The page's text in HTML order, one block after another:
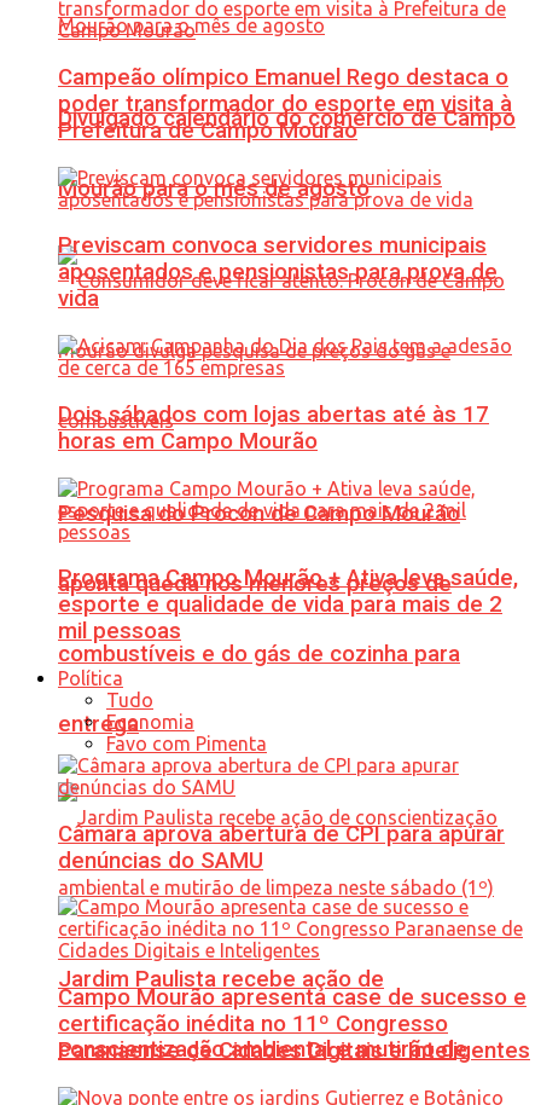
Divulgado calendário do comércio de Campo
Mourão para o mês de agosto
Pesquisa do Procon de Campo Mourão
aponta queda nos menores preços de
combustíveis e do gás de cozinha para
entrega
Jardim Paulista recebe ação de
conscientização ambiental e mutirão de
Campeão olímpico Emanuel Rego destaca o
poder transformador do esporte em visita à
Prefeitura de Campo Mourão
Previscam convoca servidores municipais
aposentados e pensionistas para prova de
vida
Dois sábados com lojas abertas até às 17
horas em Campo Mourão
Programa Campo Mourão + Ativa leva saúde,
esporte e qualidade de vida para mais de 2
mil pessoas
Política
Tudo
Economia
Favo com Pimenta
Câmara aprova abertura de CPI para apurar
denúncias do SAMU
Campo Mourão apresenta case de sucesso e
certificação inédita no 11º Congresso
Paranaense de Cidades Digitais e Inteligentes